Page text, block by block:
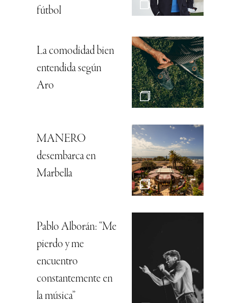
fútbol
La comodidad bien
entendida según
Aro
MANERO
desembarca en
Marbella
Pablo Alborán: “Me
pierdo y me
encuentro
constantemente en
la música”